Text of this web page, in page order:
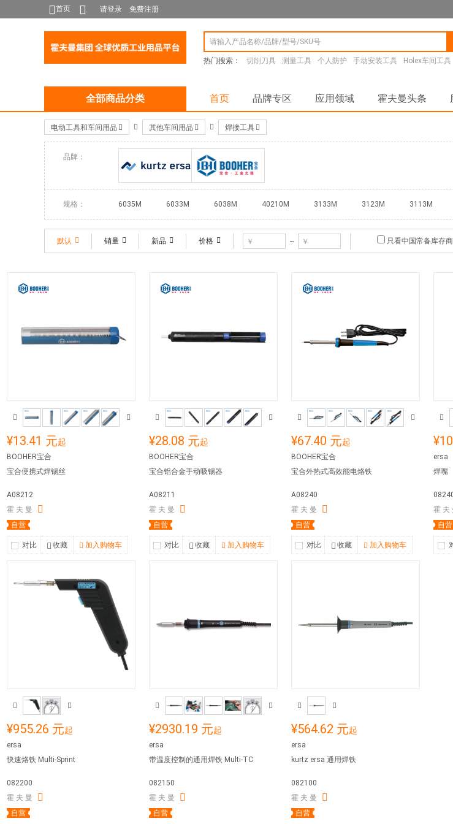
首页 请登录 免费注册
热门搜索： 切削刀具 测量工具 个人防护 手动安装工具 Holex车间工具
全部商品分类 首页 品牌专区 应用领域 霍夫曼头条
电动工具和车间用品 其他车间用品 焊接工具
品牌：
规格： 6035M 6033M 6038M 40210M 3133M 3123M 3113M
0404114
0404113
默认 销量 新品 价格 ~ 只看中国常备库存
¥13.41 元起
BOOHER宝合
宝合便携式焊锡丝
A08212
霍 夫 曼
自营
对比 收藏 加入购物车
¥28.08 元起
BOOHER宝合
宝合铝合金手动吸锡器
A08211
霍 夫 曼
自营
对比 收藏 加入购物车
¥67.40 元起
BOOHER宝合
宝合外热式高效能电烙铁
A08240
霍 夫 曼
自营
对比 收藏 加入购物车
ersa
焊嘴
霍 夫
自营
¥955.26 元起
ersa
快速烙铁 Multi-Sprint
082200
霍 夫 曼
自营
¥2930.19 元起
ersa
带温度控制的通用焊铁 Multi-TC
082150
霍 夫 曼
自营
¥564.62 元起
ersa
kurtz ersa 通用焊铁
082100
霍 夫 曼
自营